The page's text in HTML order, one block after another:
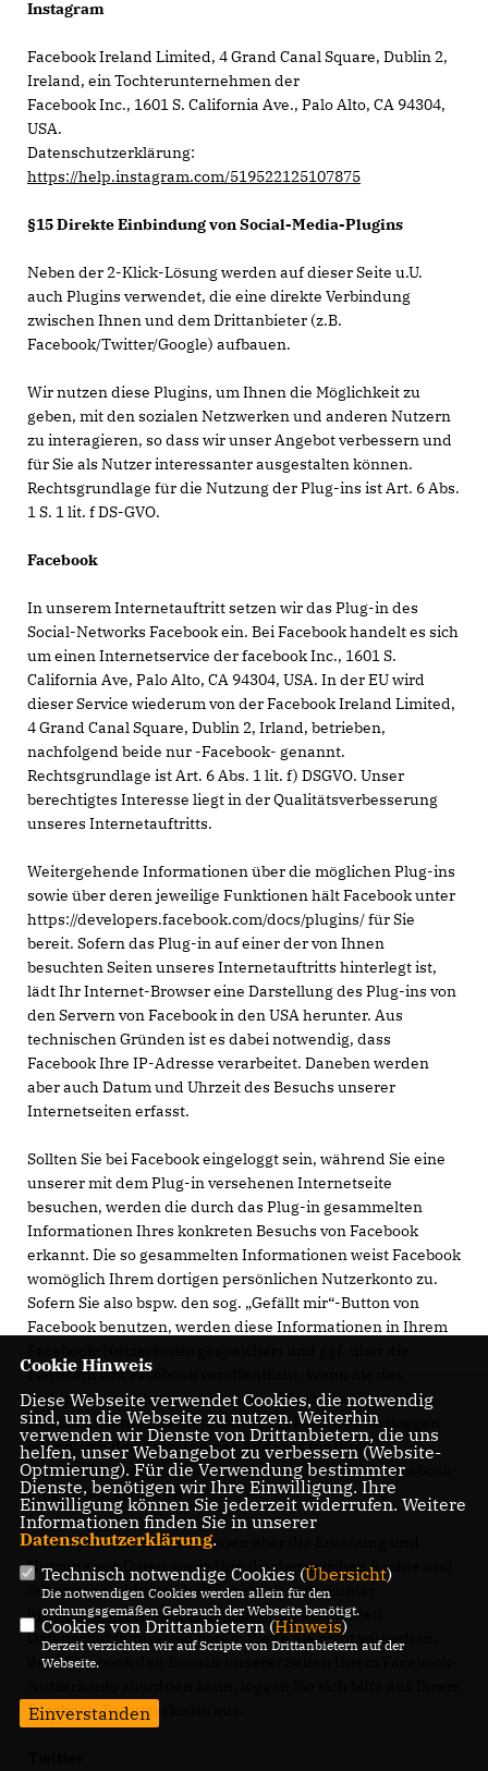
Instagram
Facebook Ireland Limited, 4 Grand Canal Square, Dublin 2,
Ireland, ein Tochterunternehmen der
Facebook Inc., 1601 S. California Ave., Palo Alto, CA 94304,
USA.
Datenschutzerklärung:
https://help.instagram.com/519522125107875
§15 Direkte Einbindung von Social-Media-Plugins
Neben der 2-Klick-Lösung werden auf dieser Seite u.U.
auch Plugins verwendet, die eine direkte Verbindung
zwischen Ihnen und dem Drittanbieter (z.B.
Facebook/Twitter/Google) aufbauen.
Wir nutzen diese Plugins, um Ihnen die Möglichkeit zu
geben, mit den sozialen Netzwerken und anderen Nutzern
zu interagieren, so dass wir unser Angebot verbessern und
für Sie als Nutzer interessanter ausgestalten können.
Rechtsgrundlage für die Nutzung der Plug-ins ist Art. 6 Abs.
1 S. 1 lit. f DS-GVO.
Facebook
In unserem Internetauftritt setzen wir das Plug-in des
Social-Networks Facebook ein. Bei Facebook handelt es sich
um einen Internetservice der facebook Inc., 1601 S.
California Ave, Palo Alto, CA 94304, USA. In der EU wird
dieser Service wiederum von der Facebook Ireland Limited,
4 Grand Canal Square, Dublin 2, Irland, betrieben,
nachfolgend beide nur -Facebook- genannt.
Rechtsgrundlage ist Art. 6 Abs. 1 lit. f) DSGVO. Unser
berechtigtes Interesse liegt in der Qualitätsverbesserung
unseres Internetauftritts.
Weitergehende Informationen über die möglichen Plug-ins
sowie über deren jeweilige Funktionen hält Facebook unter
https://developers.facebook.com/docs/plugins/ für Sie
bereit. Sofern das Plug-in auf einer der von Ihnen
besuchten Seiten unseres Internetauftritts hinterlegt ist,
lädt Ihr Internet-Browser eine Darstellung des Plug-ins von
den Servern von Facebook in den USA herunter. Aus
technischen Gründen ist es dabei notwendig, dass
Facebook Ihre IP-Adresse verarbeitet. Daneben werden
aber auch Datum und Uhrzeit des Besuchs unserer
Internetseiten erfasst.
Sollten Sie bei Facebook eingeloggt sein, während Sie eine
unserer mit dem Plug-in versehenen Internetseite
besuchen, werden die durch das Plug-in gesammelten
Informationen Ihres konkreten Besuchs von Facebook
erkannt. Die so gesammelten Informationen weist Facebook
womöglich Ihrem dortigen persönlichen Nutzerkonto zu.
Sofern Sie also bspw. den sog. „Gefällt mir“-Button von
Facebook benutzen, werden diese Informationen in Ihrem
Plattform von Facebook veröffentlicht. Wenn Sie das
verhindern möchten, müssen Sie sich entweder vor dem
Besuch unseres Internetauftritts bei Facebook ausloggen
oder durch den Einsatz eines Add-ons für Ihren
Internetbrowser verhindern, dass das Laden des Facebook-
Plug-in blockiert wird.
Weitergehende Informationen über die Erhebung und
Nutzung von Daten sowie Ihre diesbezüglichen Rechte und
Schutzmöglichkeiten hält Facebook in den unter
https://www.facebook.com/policy.phpabrufbaren
Datenschutzhinweisen bereit. Wenn Sie nicht wünschen,
dass Facebook den Besuch unserer Seiten Ihrem Facebook-
Facebook-Benutzerkonto aus.
Cookie Hinweis
Diese Webseite verwendet Cookies, die notwendig
sind, um die Webseite zu nutzen. Weiterhin
verwenden wir Dienste von Drittanbietern, die uns
helfen, unser Webangebot zu verbessern (Website-
Optmierung). Für die Verwendung bestimmter
Dienste, benötigen wir Ihre Einwilligung. Ihre
Einwilligung können Sie jederzeit widerrufen. Weitere
Informationen finden Sie in unserer
Datenschutzerklärung.
Technisch notwendige Cookies (Übersicht)
Die notwendigen Cookies werden allein für den
ordnungsgemäßen Gebrauch der Webseite benötigt.
Cookies von Drittanbietern (Hinweis)
Derzeit verzichten wir auf Scripte von Drittanbietern auf der
Webseite.
Einverstanden